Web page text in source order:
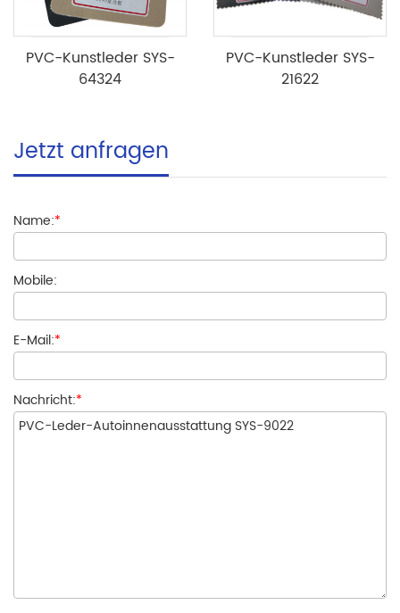
PVC-Kunstleder SYS-
64324
PVC-Kunstleder SYS-
21622
Jetzt anfragen
Name:*
Mobile:
E-Mail:*
Nachricht:*